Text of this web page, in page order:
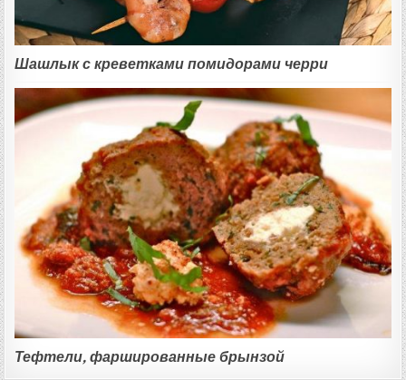
Шашлык с креветками помидорами черри
Тефтели, фаршированные брынзой